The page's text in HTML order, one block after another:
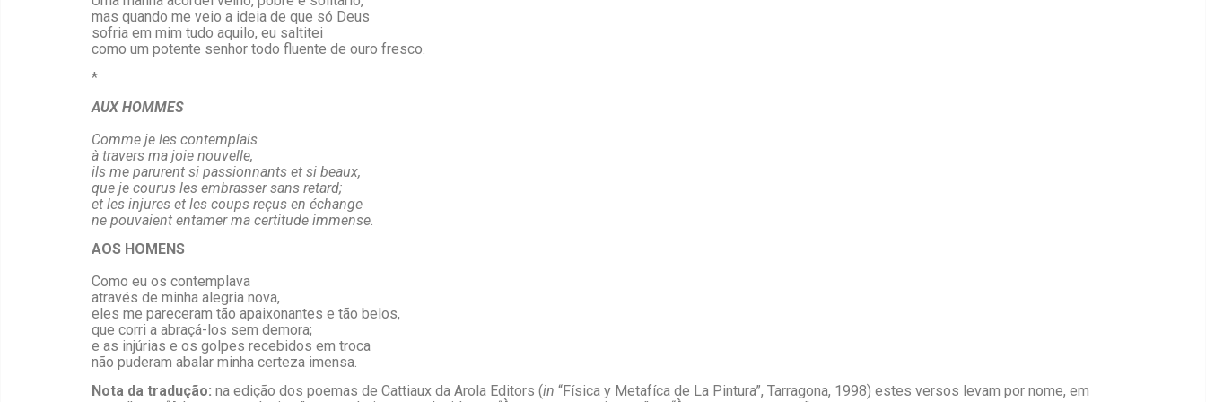
mas quando me veio a ideia de que só Deus
sofria em mim tudo aquilo, eu saltitei
como um potente senhor todo fluente de ouro fresco.
*
AUX HOMMES
Comme je les contemplais
à travers ma joie nouvelle,
ils me parurent si passionnants et si beaux,
que je courus les embrasser sans retard;
et les injures et les coups reçus en échange
ne pouvaient entamer ma certitude immense.
AOS HOMENS
Como eu os contemplava
através de minha alegria nova,
eles me pareceram tão apaixonantes e tão belos,
que corri a abraçá-los sem demora;
e as injúrias e os golpes recebidos em troca
não puderam abalar minha certeza imensa.
Nota da tradução: na edição dos poemas de Cattiaux da Arola Editors (in “Física y Metafíca de La Pintura”, Tarragona, 1998) estes versos levam por nome, em